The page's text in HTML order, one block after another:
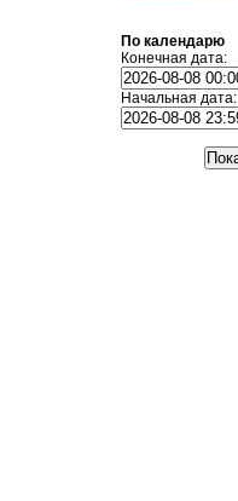
По календарю
Конечная дата:
Начальная дата: